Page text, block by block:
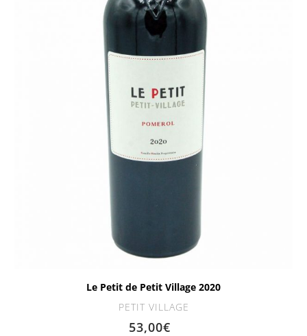
Le Petit de Petit Village 2020
PETIT VILLAGE
53,00€